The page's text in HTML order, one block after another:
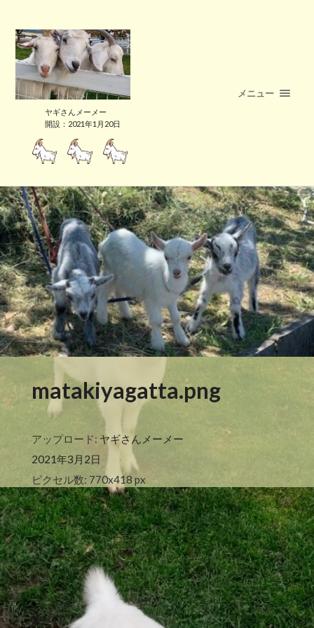
ヤギさんメーメー
開設：2021年1月20日
メニュー
matakiyagatta.png
アップロード: ヤギさんメーメー
2021年3月2日
ピクセル数: 770x418 px